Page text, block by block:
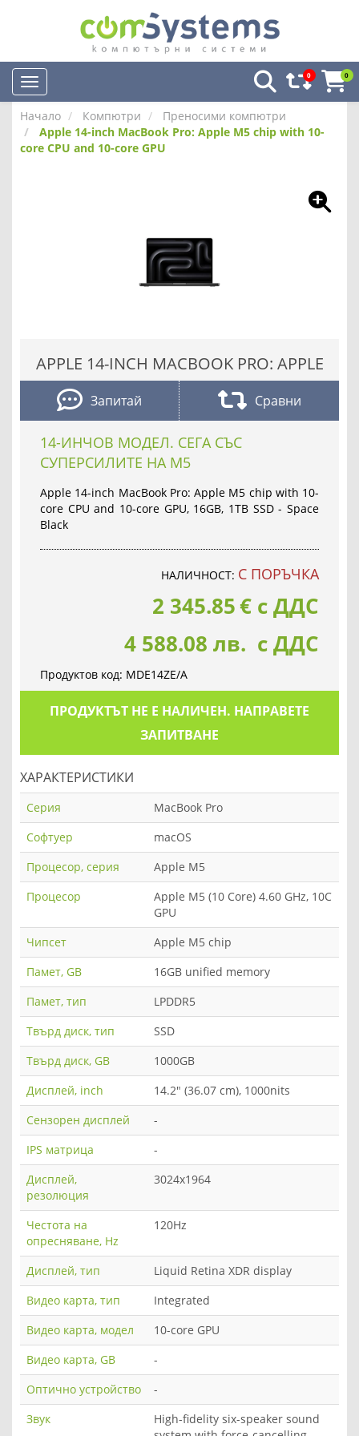
0 0
Начало Компютри
Преносими компютри
Apple 14-inch MacBook Pro: Apple M5 chip with 10-
core CPU and 10-core GPU
APPLE 14-INCH MACBOOK PRO: APPLE
Запитай Сравни
14-ИНЧОВ МОДЕЛ. СЕГА СЪС
СУПЕРСИЛИТЕ НА M5
Apple 14-inch MacBook Pro: Apple M5 chip with 10-
core CPU and 10-core GPU, 16GB, 1TB SSD - Space
Black
НАЛИЧНОСТ: С ПОРЪЧКА
2 345.85€ с ДДС
4 588.08 лв. с ДДС
Продуктов код: MDE14ZE/A
ПРОДУКТЪТ НЕ Е НАЛИЧЕН. НАПРАВЕТЕ
ЗАПИТВАНЕ
ХАРАКТЕРИСТИКИ
Серия
MacBook Pro
Софтуер
macOS
Процесор, серия
Apple M5
Процесор
Apple M5 (10 Core) 4.60 GHz, 10C
GPU
Чипсет
Apple M5 chip
Памет, GB
16GB unified memory
Памет, тип
LPDDR5
Твърд диск, тип
SSD
Твърд диск, GB
1000GB
Дисплей, inch
14.2" (36.07 cm), 1000nits
Сензорен дисплей
-
IPS матрица
-
Дисплей,
резолюция
3024x1964
Честота на
опресняване, Hz
120Hz
Дисплей, тип
Liquid Retina XDR display
Видео карта, тип
Integrated
Видео карта, модел
10-core GPU
Видео карта, GB
-
Оптично устройство
-
Звук
High-fidelity six-speaker sound